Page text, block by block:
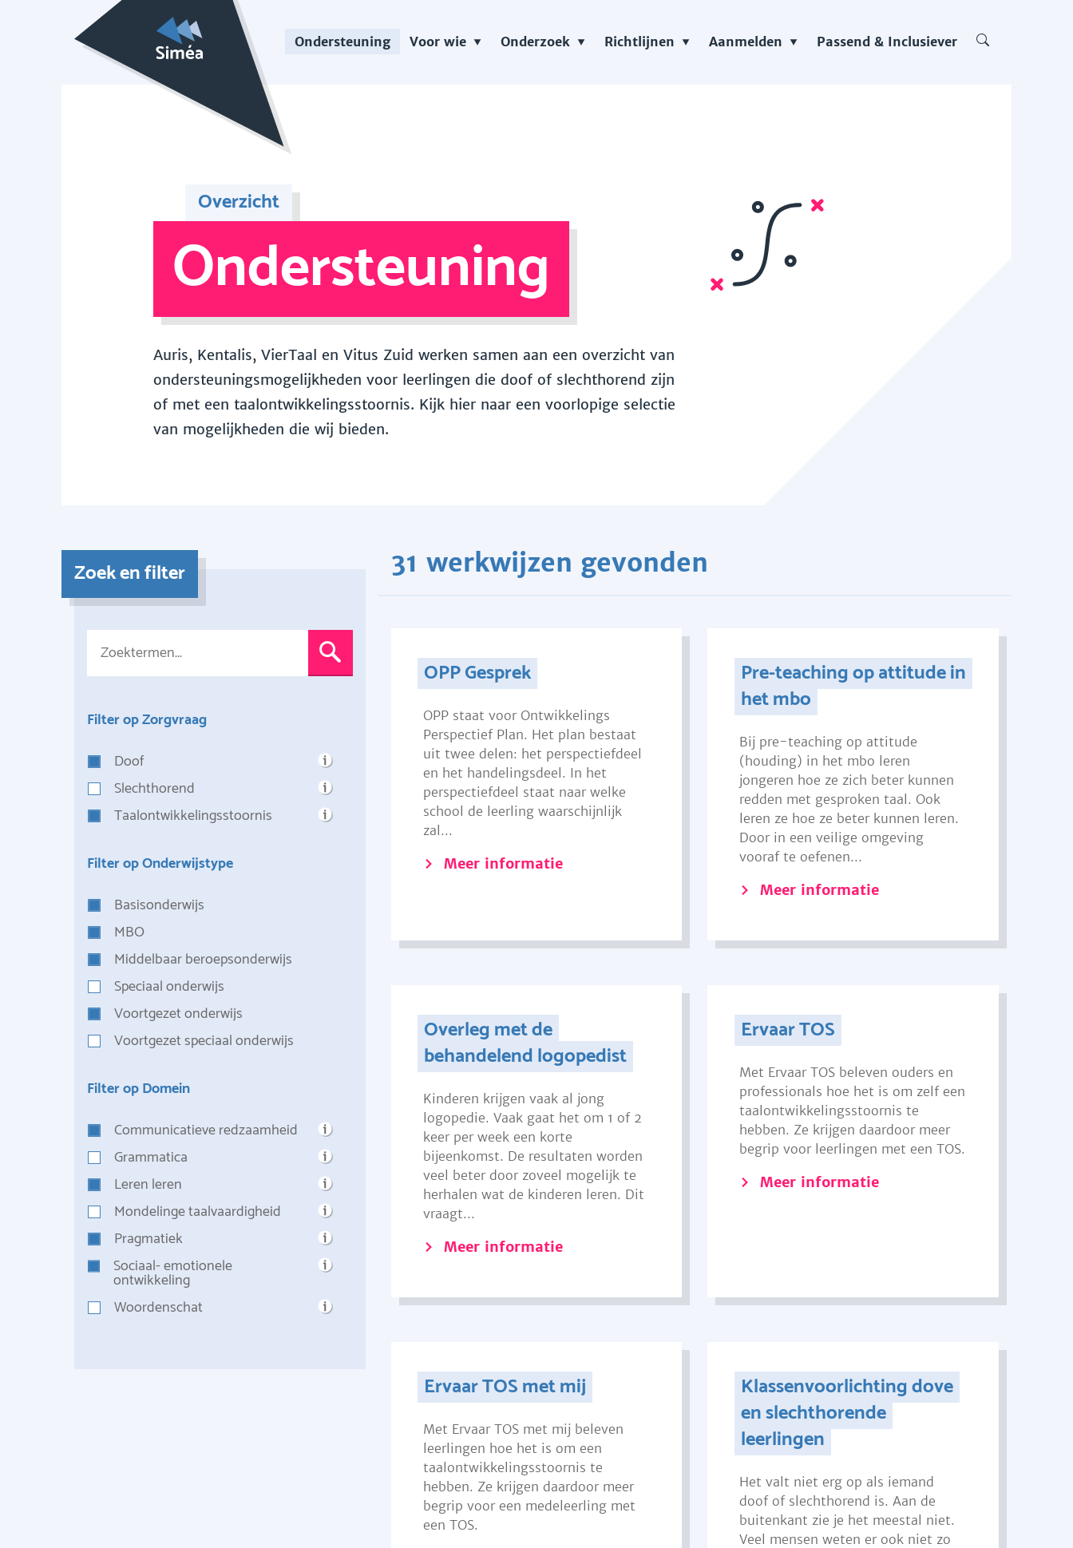
Ondersteuning Voor wie Onderzoek Richtlijnen Aanmelden Passend & Inclusiever
Overzicht
Ondersteuning
Auris, Kentalis, VierTaal en Vitus Zuid werken samen aan een overzicht van
ondersteuningsmogelijkheden voor leerlingen die doof of slechthorend zijn
of met een taalontwikkelingsstoornis. Kijk hier naar een voorlopige selectie
van mogelijkheden die wij bieden.
Zoek en filter
Filter op Zorgvraag
Doof
Slechthorend
Taalontwikkelingsstoornis
Filter op Onderwijstype
Basisonderwijs
MBO
Middelbaar beroepsonderwijs
Speciaal onderwijs
Voortgezet onderwijs
Voortgezet speciaal onderwijs
Filter op Domein
Communicatieve redzaamheid
Grammatica
Leren leren
Mondelinge taalvaardigheid
Pragmatiek
Sociaal- emotionele
ontwikkeling
Woordenschat
31 werkwijzen gevonden
OPP Gesprek
OPP staat voor Ontwikkelings
Perspectief Plan. Het plan bestaat
uit twee delen: het perspectiefdeel
en het handelingsdeel. In het
perspectiefdeel staat naar welke
school de leerling waarschijnlijk
zal...
Meer informatie
Pre-teaching op attitude in
het mbo
Bij pre-teaching op attitude
(houding) in het mbo leren
jongeren hoe ze zich beter kunnen
redden met gesproken taal. Ook
leren ze hoe ze beter kunnen leren.
Door in een veilige omgeving
vooraf te oefenen...
Meer informatie
Overleg met de
behandelend logopedist
Kinderen krijgen vaak al jong
logopedie. Vaak gaat het om 1 of 2
keer per week een korte
bijeenkomst. De resultaten worden
veel beter door zoveel mogelijk te
herhalen wat de kinderen leren. Dit
vraagt...
Meer informatie
Ervaar TOS
Met Ervaar TOS beleven ouders en
professionals hoe het is om zelf een
taalontwikkelingsstoornis te
hebben. Ze krijgen daardoor meer
begrip voor leerlingen met een TOS.
Meer informatie
Ervaar TOS met mij
Met Ervaar TOS met mij beleven
leerlingen hoe het is om een
taalontwikkelingsstoornis te
hebben. Ze krijgen daardoor meer
begrip voor een medeleerling met
een TOS.
Klassenvoorlichting dove
en slechthorende
leerlingen
Het valt niet erg op als iemand
doof of slechthorend is. Aan de
buitenkant zie je het meestal niet.
Veel mensen weten er ook niet zo